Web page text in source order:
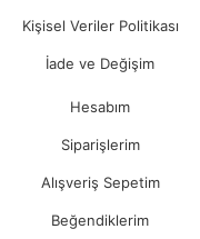
Kişisel Veriler Politikası
İade ve Değişim
Hesabım
Siparişlerim
Alışveriş Sepetim
Beğendiklerim